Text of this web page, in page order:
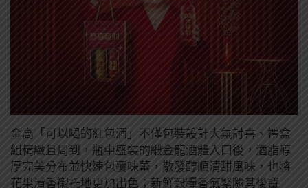
金高「可以喝的紅包酒」不僅包裝設計大氣討喜、禮盒
組精緻且周到，瓶中盛裝的緞金龍酒體入口後，酒脂醇
厚完美分布並快速包覆味蕾，散發醇順清甜風味，也將
花果清香襯托地更加出色；新鮮穀糧香氣緊隨其後竄